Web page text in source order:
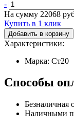
-
На сумму 22068
Купить в 1 клик
Добавить в корзину
Характеристики:
Марка: Ст20
Способы
Безналичная
Наличными